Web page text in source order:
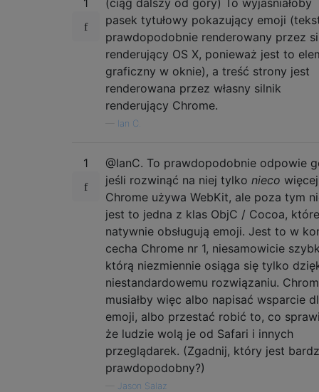
pasek tytułowy pokazujący emoji
prawdopodobnie renderowany przez
renderujący OS X, ponieważ jest to
graficzny w oknie), a treść strony jest
renderowana przez własny silnik
renderujący Chrome.
Ian C.
1
@IanC. To prawdopodobnie odpowie
jeśli rozwinąć na niej tylko nieco
Chrome używa WebKit, ale poza tym
jest to jedna z klas ObjC / Cocoa, które
natywnie obsługują emoji. Jest to w
cecha Chrome nr 1, niesamowicie
którą niezmiennie osiąga się tylko
niestandardowemu rozwiązaniu.
musiałby więc albo napisać wsparcie
emoji, albo przestać robić to, co
że ​​ludzie wolą je od Safari i innych
przeglądarek. (Zgadnij, który jest
prawdopodobny?)
Jason Salaz